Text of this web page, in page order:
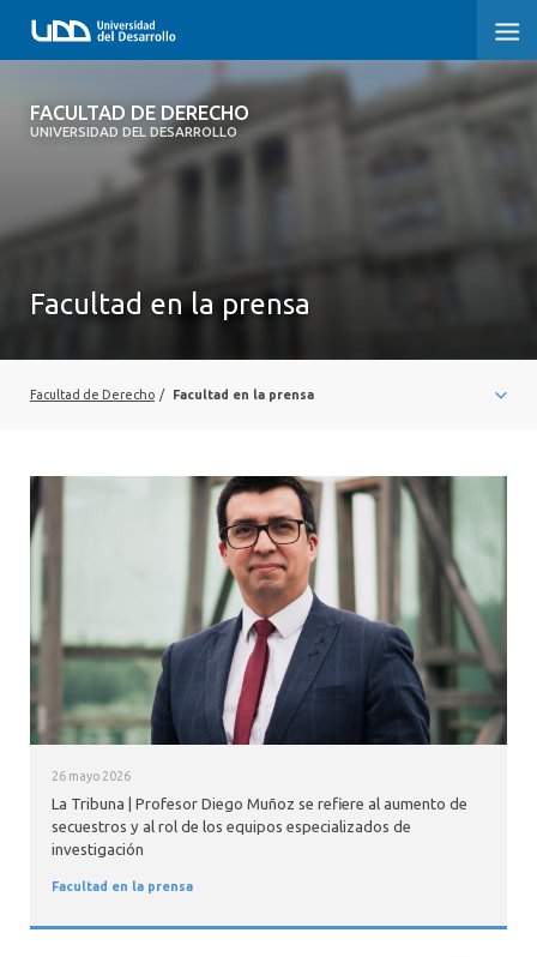
FACULTAD DE DERECHO
UNIVERSIDAD DEL DESARROLLO
FACULTAD DE DERECHO
SOBRE LA FACULTAD
VINCULACIÓN CON EL MEDIO
INTERNACIONAL
Facultad en la prensa
Facultad de Derecho / Facultad en la prensa
26 mayo 2026
La Tribuna | Profesor Diego Muñoz se refiere al aumento de
secuestros y al rol de los equipos especializados de
investigación
Facultad en la prensa